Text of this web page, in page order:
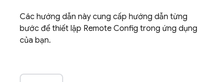
Các hướng dẫn này cung cấp hướng dẫn từng
bước để thiết lập Remote Config trong ứng dụng
của bạn.